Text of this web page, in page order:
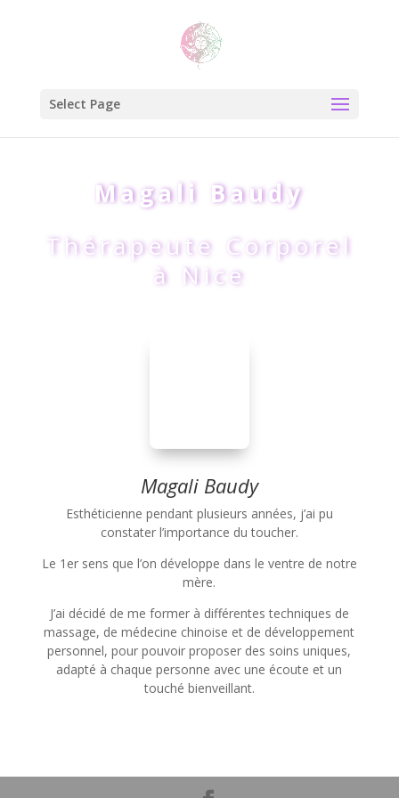
Select Page
Magali Baudy
Thérapeute Corporel
à Nice
Magali Baudy
Esthéticienne pendant plusieurs années, j’ai pu
constater l’importance du toucher.
Le 1er sens que l’on développe dans le ventre de notre
mère.
J’ai décidé de me former à différentes techniques de
massage, de médecine chinoise et de développement
personnel, pour pouvoir proposer des soins uniques,
adapté à chaque personne avec une écoute et un
touché bienveillant.